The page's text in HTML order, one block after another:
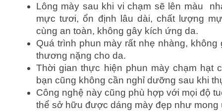
Lông mày sau khi vi chạm sẽ lên màu
mực tươi, ổn định lâu dài, chất lượng
cùng an toàn, không gây kích ứng da.
Quá trình phun mày rất nhẹ nhàng,
thương nặng cho da.
Thời gian thực hiện phun mày chạm hạt
bạn cũng không cần nghỉ dưỡng sau khi
Công nghệ này cũng phù hợp với mọi độ
thể sở hữu được dáng mày đẹp như mong